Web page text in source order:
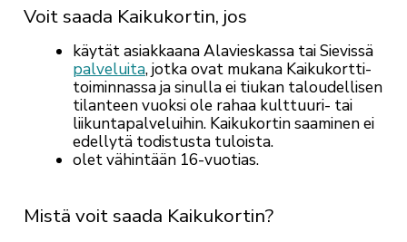
Voit saada Kaikukortin, jos
käytät asiakkaana Alavieskassa tai Sievissä
palveluita, jotka ovat mukana Kaikukortti-
toiminnassa ja sinulla ei tiukan taloudellisen
tilanteen vuoksi ole rahaa kulttuuri- tai
liikuntapalveluihin. Kaikukortin saaminen ei
edellytä todistusta tuloista.
olet vähintään 16-vuotias.
Mistä voit saada Kaikukortin?